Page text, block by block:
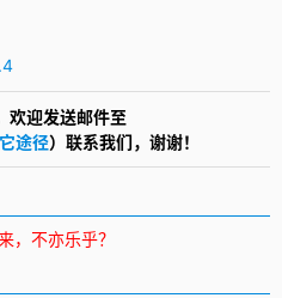
欢迎发送邮件至
途径）联系我们，谢谢！
，不亦乐乎？